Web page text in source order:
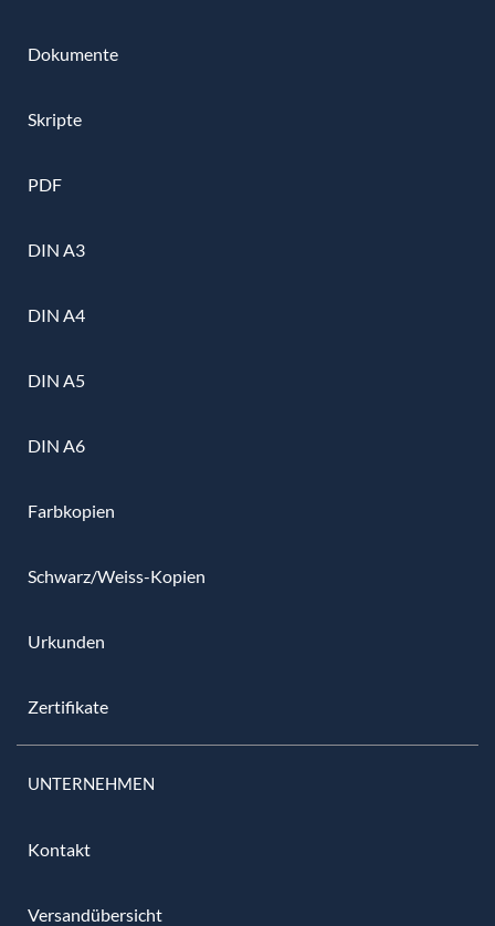
Dokumente
Skripte
PDF
DIN A3
DIN A4
DIN A5
DIN A6
Farbkopien
Schwarz/Weiss-Kopien
Urkunden
Zertifikate
UNTERNEHMEN
Kontakt
Versandübersicht